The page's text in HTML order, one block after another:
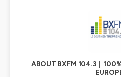
ABOUT BXFM 104.3 ||